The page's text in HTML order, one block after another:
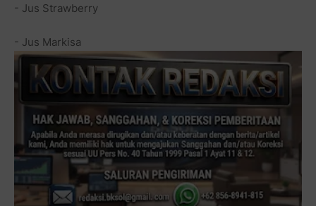
- Jus Strawberry
- Jus Markisa